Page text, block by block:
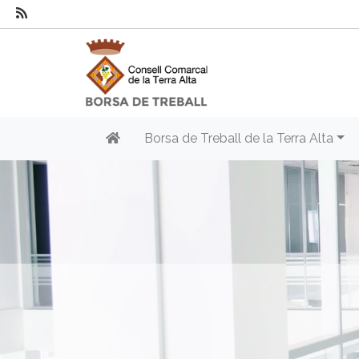
Borsa de Treball de la Terra Alta